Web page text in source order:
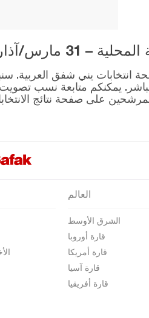
مارس/آذار 2024
المقرر إجراؤها في 31 مارس موجودة على صفحة انتخابات يني
ونتائج الانتخابات بشكل مباشر. يمكنكم متابعة
العالم
الشرق الأوسط
قارة أوروبا
قارة أمريكا
قارة آسيا
قارة أفريقيا